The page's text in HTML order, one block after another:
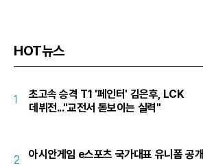
HOT뉴스
1
초고속 승격 T1 '페인터' 김은후, LCK
데뷔전..."교전서 돋보이는 실력"
2 아시안게임 e스포츠 국가대표 유니폼 공개